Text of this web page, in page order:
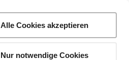
Alle Cookies akzeptieren
Nur notwendige Cookies